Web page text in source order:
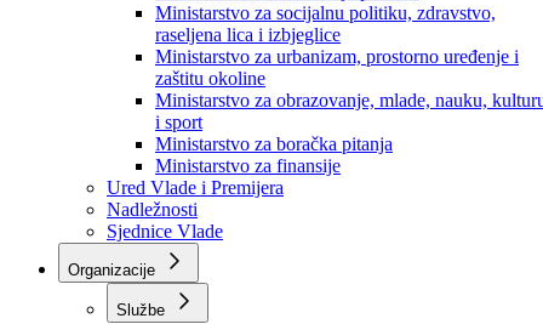
Ministarstvo za privredu
Ministarstvo za pravosuđe, upravu i radne odnose
Ministarstvo za unutrašnje poslove
Ministarstvo za socijalnu politiku, zdravstvo,
raseljena lica i izbjeglice
Ministarstvo za urbanizam, prostorno uređenje i
zaštitu okoline
Ministarstvo za obrazovanje, mlade, nauku,
i sport
Ministarstvo za boračka pitanja
Ministarstvo za finansije
Ured Vlade i Premijera
Nadležnosti
Sjednice Vlade